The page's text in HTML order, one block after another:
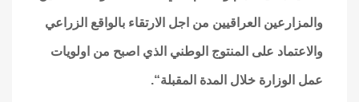
والمزارعين العراقيين من اجل الارتقاء بالواقع الزراعي
والاعتماد على المنتوج الوطني الذي اصبح من اولويات
عمل الوزارة خلال المدة المقبلة“.